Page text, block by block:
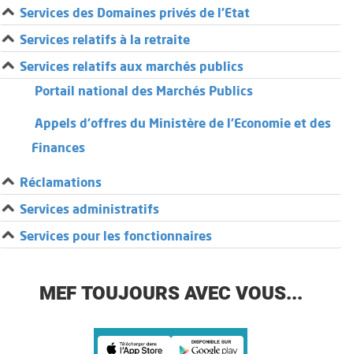
Services des Domaines privés de l'Etat
Services relatifs à la retraite
Services relatifs aux marchés publics
Portail national des Marchés Publics
Appels d'offres du Ministère de l'Economie et des
Finances
Réclamations
Services administratifs
Services pour les fonctionnaires
MEF TOUJOURS AVEC VOUS...